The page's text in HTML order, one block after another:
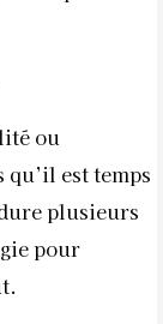
ou
qu’il est temps
plusieurs
pour